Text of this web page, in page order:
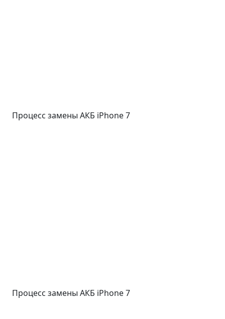
Процесс замены АКБ iPhone 7
Процесс замены АКБ iPhone 7